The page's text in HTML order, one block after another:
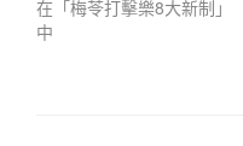
在「梅苓打擊樂8大新制」
中